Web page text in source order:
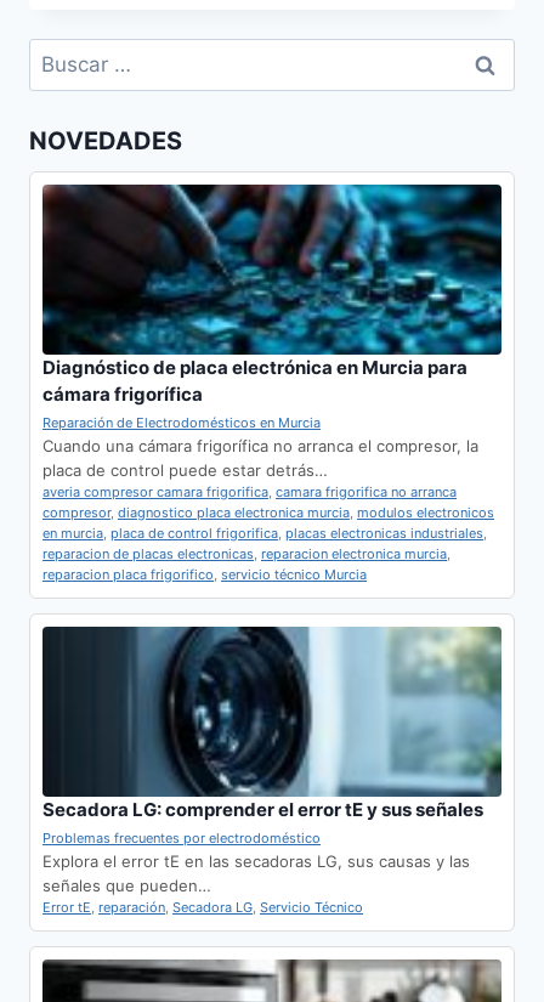
EN
DE
Buscar:
NOVEDADES
Diagnóstico de placa electrónica en Murcia para
cámara frigorífica
Reparación de Electrodomésticos en Murcia
Cuando una cámara frigorífica no arranca el compresor, la
placa de control puede estar detrás…
averia compresor camara frigorifica camara frigorifica no arranca
compresor, diagnostico placa electronica murcia modulos electronicos
en murcia placa de control frigorifica placas electronicas industriales
reparacion de placas electronicas reparacion electronica murcia
reparacion placa frigorifico servicio técnico Murcia
Secadora LG: comprender el error tE y sus señales
Problemas frecuentes por electrodoméstico
Explora el error tE en las secadoras LG, sus causas y las
señales que pueden…
Error tE reparación Secadora LG Servicio Técnico